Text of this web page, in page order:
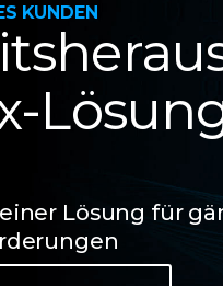
KUNDEN
Lösung für